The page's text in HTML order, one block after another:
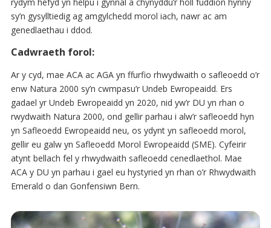
rydym hefyd yn helpu i gynnal a chynyddu’r holl fuddion hynny
sy’n gysylltiedig ag amgylchedd morol iach, nawr ac am
genedlaethau i ddod.
Cadwraeth forol:
Ar y cyd, mae ACA ac AGA yn ffurfio rhwydwaith o safleoedd o’r
enw Natura 2000 sy’n cwmpasu’r Undeb Ewropeaidd. Ers
gadael yr Undeb Ewropeaidd yn 2020, nid yw’r DU yn rhan o
rwydwaith Natura 2000, ond gellir parhau i alw’r safleoedd hyn
yn Safleoedd Ewropeaidd neu, os ydynt yn safleoedd morol,
gellir eu galw yn Safleoedd Morol Ewropeaidd (SME). Cyfeirir
atynt bellach fel y rhwydwaith safleoedd cenedlaethol. Mae
ACA y DU yn parhau i gael eu hystyried yn rhan o’r Rhwydwaith
Emerald o dan Gonfensiwn Bern.